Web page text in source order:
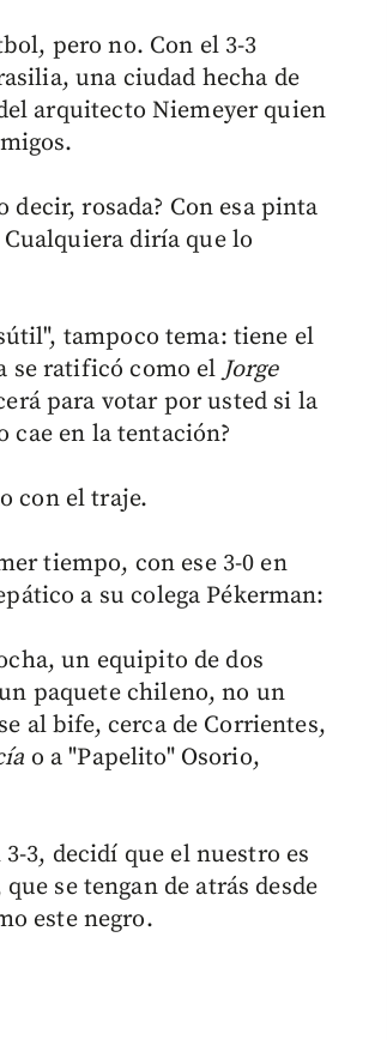
pero no. Con el 3-3
una ciudad hecha de
arquitecto Niemeyer quien
decir, rosada? Con esa pinta
diría que lo
tampoco tema: tiene el
se ratificó como elJorge
para votar por usted si la
cae en la tentación?
con el traje.
tiempo, con ese 3-0 en
a su colega Pékerman:
un equipito de dos
paquete chileno, no un
al bife, cerca de Corrientes,
o a "Papelito" Osorio,
3, decidí que el nuestro es
se tengan de atrás desde
este negro.